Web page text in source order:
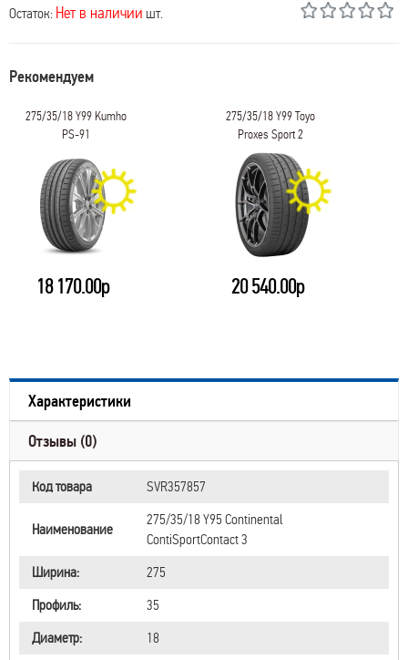
Остаток: Нет в наличии шт.
Рекомендуем
275/35/18 Y99 Kumho
PS-91
18 170.00р
275/35/18 Y99 Toyo
Proxes Sport 2
20 540.00р
Характеристики
Отзывы (0)
Код товара SVR357857
Наименование
275/35/18 Y95 Continental
ContiSportContact 3
Ширина:
275
Профиль:
35
Диаметр:
18